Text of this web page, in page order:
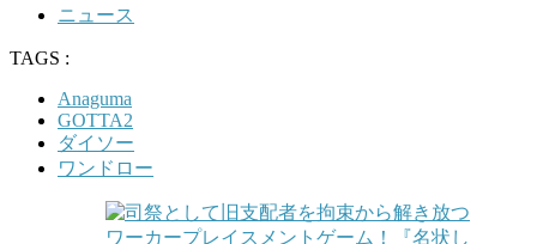
ニュース
TAGS :
Anaguma
GOTTA2
ダイソー
ワンドロー